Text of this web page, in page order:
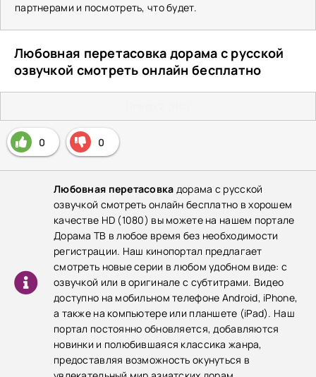
партнерами и посмотреть, что будет.
Любовная перетасовка дорама с русской
озвучкой смотреть онлайн бесплатно
0 0
Любовная перетасовка дорама с русской
озвучкой смотреть онлайн бесплатно в хорошем
качестве HD (1080) вы можете на нашем портале
Дорама ТВ в любое время без необходимости
регистрации. Наш кинопортал предлагает
смотреть новые серии в любом удобном виде: с
озвучкой или в оригинале с субтитрами. Видео
доступно на мобильном телефоне Android, iPhone,
а также на компьютере или планшете (iPad). Наш
портал постоянно обновляется, добавляются
новинки и полюбившаяся классика жанра,
предоставляя возможность окунуться в